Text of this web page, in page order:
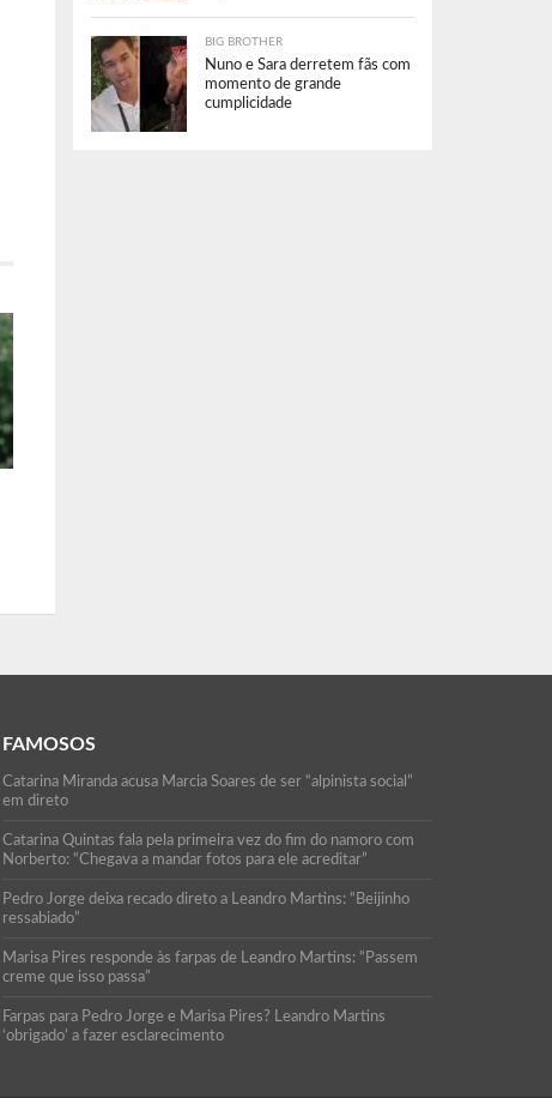
BIG BROTHER
Nuno e Sara derretem fãs com
momento de grande
cumplicidade
FAMOSOS
Catarina Miranda acusa Marcia Soares de ser “alpinista social”
em direto
Catarina Quintas fala pela primeira vez do fim do namoro com
Norberto: “Chegava a mandar fotos para ele acreditar”
Pedro Jorge deixa recado direto a Leandro Martins: “Beijinho
ressabiado”
Marisa Pires responde às farpas de Leandro Martins: “Passem
creme que isso passa”
Farpas para Pedro Jorge e Marisa Pires? Leandro Martins
‘obrigado’ a fazer esclarecimento